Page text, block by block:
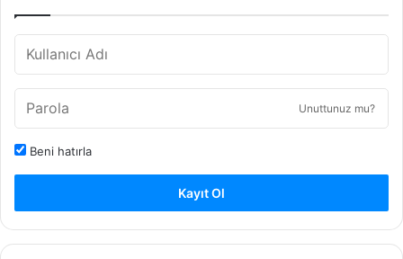
Unuttunuz mu?
Beni hatırla
Kayıt Ol